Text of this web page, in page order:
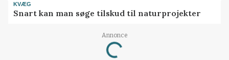
KVÆG
Snart kan man søge tilskud til naturprojekter
Annonce
Loading...